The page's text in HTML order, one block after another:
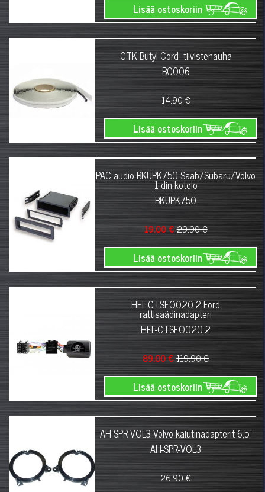
Lisää ostoskoriin
CTK Butyl Cord -tiivistenauha
BC006
14.90 €
Lisää ostoskoriin
PAC audio BKUPK750 Saab/Subaru/Volvo
1-din kotelo
BKUPK750
19.00 €29.90 €
Lisää ostoskoriin
HEL-CTSFO020.2 Ford
rattisäädinadapteri
HEL-CTSFO020.2
89.00 €119.90 €
Lisää ostoskoriin
AH-SPR-VOL3 Volvo kaiutinadapterit 6,5"
AH-SPR-VOL3
26.90 €